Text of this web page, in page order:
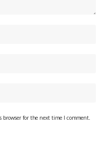
for the next time I comment.